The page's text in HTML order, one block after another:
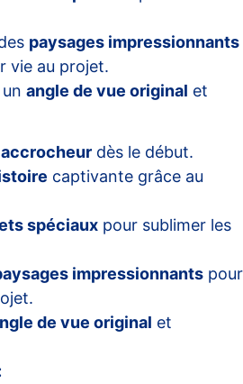
paysages impressionnants
vie au projet.
angle de vue original et
dès le début.
captivante grâce au
spéciaux pour sublimer les
impressionnants pour
de vue original et